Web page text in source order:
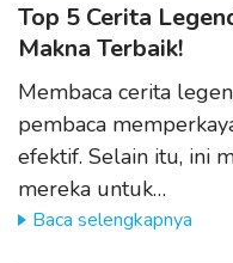
Top 5 Cerita
Makna Terbaik!
Membaca cerita
pembaca
efektif. Selain itu, ini
mereka untuk…
Baca selengkapnya